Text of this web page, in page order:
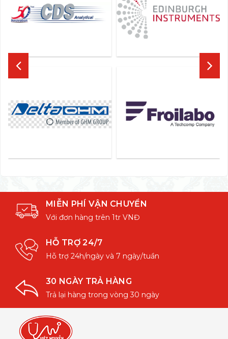
MIỄN PHÍ VẬN CHUYỂN
Với đơn hàng trên 1tr VNĐ
HỖ TRỢ 24/7
Hỗ trợ 24h/ngày và 7 ngày/tuần
30 NGÀY TRẢ HÀNG
Trả lại hàng trong vòng 30 ngày